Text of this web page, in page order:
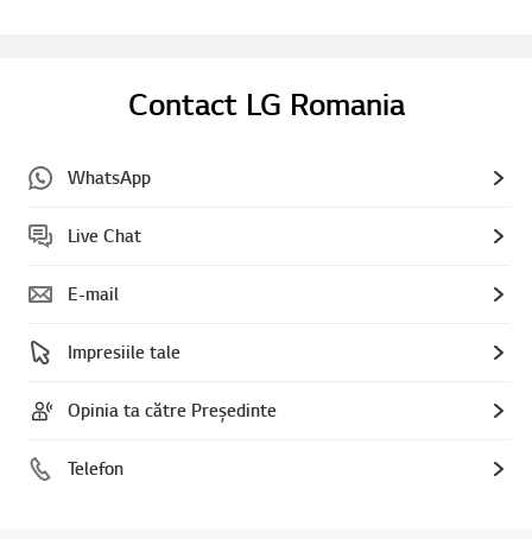
Contact LG Romania
WhatsApp
Live Chat
E-mail
Impresiile tale
Opinia ta către Președinte
Telefon